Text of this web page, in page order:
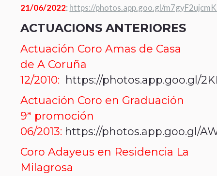
21/06/2022: https://photos.app.goo.gl/
ACTUACIONS ANTERIORES
Actuación Coro Amas de Casa
de A Coruña
12/2010: https://photos.app.goo.gl/
Actuación Coro en Graduación
9ª promoción
06/2013: https://photos.app.goo.gl/
Coro Adayeus en Residencia La
Milagrosa